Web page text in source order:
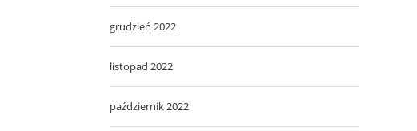
grudzień 2022
listopad 2022
październik 2022